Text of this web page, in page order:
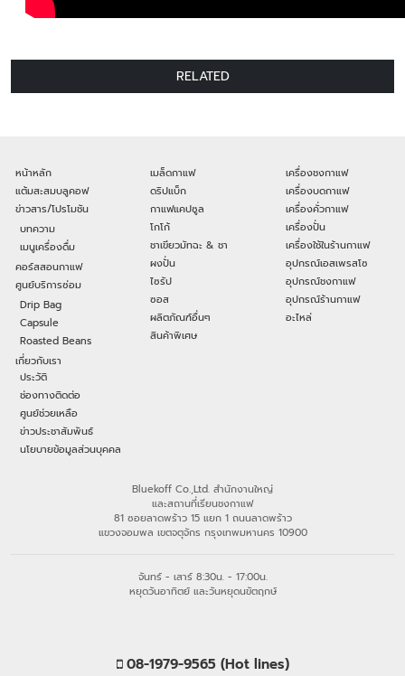
RELATED
หน้าหลัก
แต้มสะสมบลูคอฟ
ข่าวสาร/โปรโมชัน
บทความ
เมนูเครื่องดื่ม
คอร์สสอนกาแฟ
ศูนย์บริการซ่อม
Drip Bag
Capsule
Roasted Beans
เกี่ยวกับเรา
ประวัติ
ช่องทางติดต่อ
ศูนย์ช่วยเหลือ
ข่าวประชาสัมพันธ์
นโยบายข้อมูลส่วนบุคคล
เมล็ดกาแฟ
ดริปแบ็ก
กาแฟแคปซูล
โกโก้
ชาเขียวมัทฉะ & ชา
ผงปั่น
ไซรัป
ซอส
ผลิตภัณฑ์อื่นๆ
สินค้าพิเศษ
เครื่องชงกาแฟ
เครื่องบดกาแฟ
เครื่องคั่วกาแฟ
เครื่องปั่น
เครื่องใช้ในร้านกาแฟ
อุปกรณ์เอสเพรสโซ
อุปกรณ์ชงกาแฟ
อุปกรณ์ร้านกาแฟ
อะไหล่
Bluekoff Co.,Ltd. สำนักงานใหญ่
และสถานที่เรียนชงกาแฟ
81 ซอยลาดพร้าว 15 แยก 1 ถนนลาดพร้าว
แขวงจอมพล เขตจตุจักร กรุงเทพมหานคร 10900
จันทร์ - เสาร์ 8:30น. - 17:00น.
หยุดวันอาทิตย์ และวันหยุดนขัตฤกษ์
08-1979-9565 (Hot lines)